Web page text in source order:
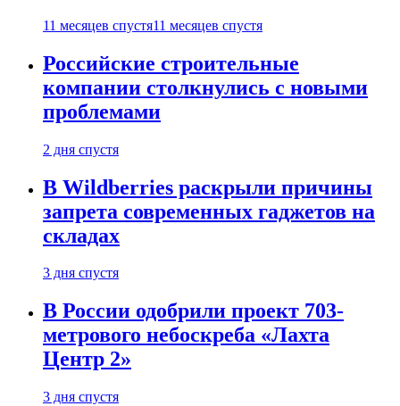
11 месяцев спустя11 месяцев спустя
Российские строительные
компании столкнулись с новыми
проблемами
2 дня спустя
В Wildberries раскрыли причины
запрета современных гаджетов на
складах
3 дня спустя
В России одобрили проект 703-
метрового небоскреба «Лахта
Центр 2»
3 дня спустя